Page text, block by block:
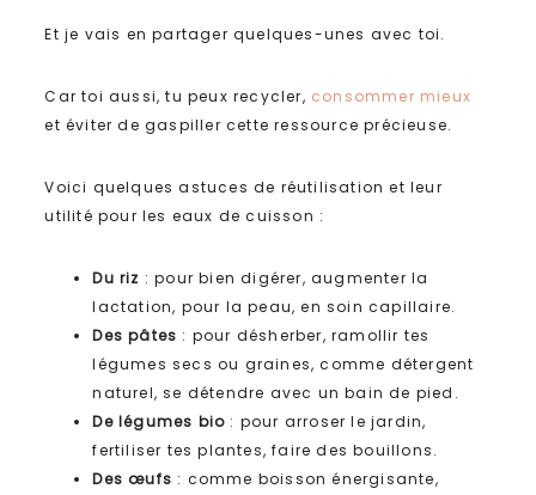
Et je vais en partager quelques-unes avec toi.
Car toi aussi, tu peux recycler, consommer mieux
et éviter de gaspiller cette ressource précieuse.
Voici quelques astuces de réutilisation et leur
utilité pour les eaux de cuisson :
Du riz : pour bien digérer, augmenter la
lactation, pour la peau, en soin capillaire.
Des pâtes : pour désherber, ramollir tes
légumes secs ou graines, comme détergent
naturel, se détendre avec un bain de pied.
De légumes bio : pour arroser le jardin,
fertiliser tes plantes, faire des bouillons.
Des œufs : comme boisson énergisante,